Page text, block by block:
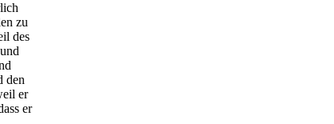
zu
des
den
er
er